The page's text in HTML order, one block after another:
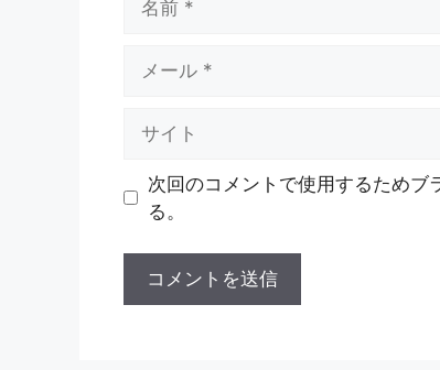
次回のコメントで使用するためブ
る。